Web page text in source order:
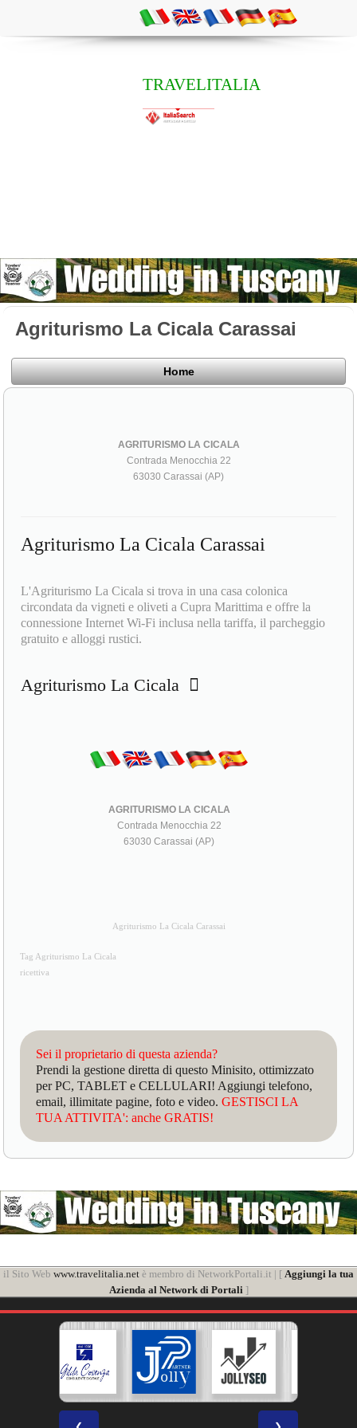
TRAVELITALIA
Agriturismo La Cicala Carassai
Home
AGRITURISMO LA CICALA
Contrada Menocchia 22
63030 Carassai (AP)
Agriturismo La Cicala Carassai
L'Agriturismo La Cicala si trova in una casa colonica
circondata da vigneti e oliveti a Cupra Marittima e offre la
connessione Internet Wi-Fi inclusa nella tariffa, il parcheggio
gratuito e alloggi rustici.
Agriturismo La Cicala
AGRITURISMO LA CICALA
Contrada Menocchia 22
63030 Carassai (AP)
Agriturismo La Cicala Carassai
Tag Agriturismo La Cicala
ricettiva
Sei il proprietario di questa azienda?
Prendi la gestione diretta di questo Minisito, ottimizzato
per PC, TABLET e CELLULARI! Aggiungi telefono,
email, illimitate pagine, foto e video.GESTISCI LA
TUA ATTIVITA': anche GRATIS!
il Sito Web www.travelitalia.net è membro di NetworkPortali.it | [ Aggiungi la tua
Azienda al Network di Portali]